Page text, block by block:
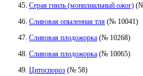
Серая гниль (монилиальный ожог)
Сливовая опыленная тля (№ 10041)
Сливовая плодожорка (№ 10268)
Сливовая плодожорка (№ 10065)
Цитоспороз (№ 58)